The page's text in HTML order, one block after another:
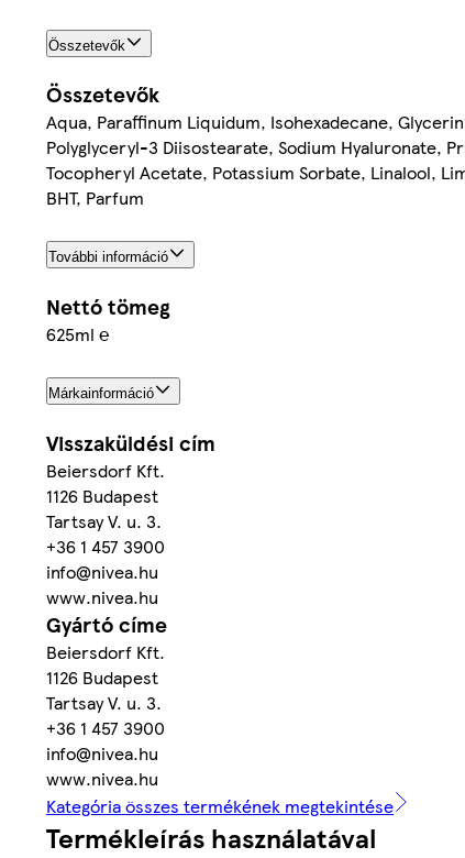
Összetevők
Összetevők
Aqua, Paraffinum Liquidum, Isohexadecane,
Polyglyceryl-3 Diisostearate, Sodium Hyaluronate,
Tocopheryl Acetate, Potassium Sorbate, Linalool,
BHT, Parfum
További információ
Nettó tömeg
625ml ℮
Márkainformáció
Visszaküldési cím
Beiersdorf Kft.
1126 Budapest
Tartsay V. u. 3.
+36 1 457 3900
info@nivea.hu
www.nivea.hu
Gyártó címe
Beiersdorf Kft.
1126 Budapest
Tartsay V. u. 3.
+36 1 457 3900
info@nivea.hu
www.nivea.hu
Kategória összes termékének megtekintése
Termékleírás használatával